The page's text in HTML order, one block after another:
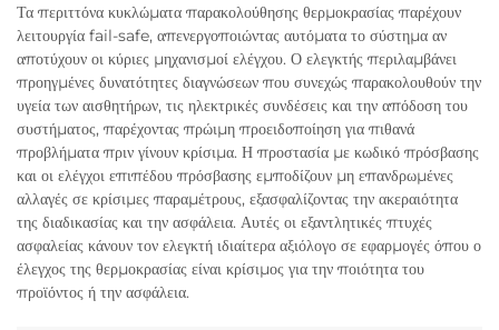
Τα περιττόνα κυκλώματα παρακολούθησης θερμοκρασίας παρέχουν
λειτουργία fail-safe, απενεργοποιώντας αυτόματα το σύστημα αν
αποτύχουν οι κύριες μηχανισμοί ελέγχου. Ο ελεγκτής περιλαμβάνει
προηγμένες δυνατότητες διαγνώσεων που συνεχώς παρακολουθούν την
υγεία των αισθητήρων, τις ηλεκτρικές συνδέσεις και την απόδοση του
συστήματος, παρέχοντας πρώιμη προειδοποίηση για πιθανά
προβλήματα πριν γίνουν κρίσιμα. Η προστασία με κωδικό πρόσβασης
και οι ελέγχοι επιπέδου πρόσβασης εμποδίζουν μη επανδρωμένες
αλλαγές σε κρίσιμες παραμέτρους, εξασφαλίζοντας την ακεραιότητα
της διαδικασίας και την ασφάλεια. Αυτές οι εξαντλητικές πτυχές
ασφαλείας κάνουν τον ελεγκτή ιδιαίτερα αξιόλογο σε εφαρμογές όπου ο
έλεγχος της θερμοκρασίας είναι κρίσιμος για την ποιότητα του
προϊόντος ή την ασφάλεια.